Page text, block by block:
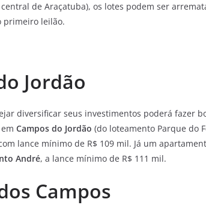
de Araçatuba), os lotes podem ser
primeiro leilão.
Jordão
diversificar seus investimentos poderá fazer
Campos do Jordão (do loteamento Parque do
lance mínimo de R$ 109 mil. Já um
André, a lance mínimo de R$ 111 mil.
Campos